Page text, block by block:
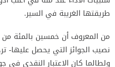
طريقتها الغريبة في السير.
من المعروف أن خمسين بالمئة
نصيب الجوائز التي يحصل عليها-
ولطالما كان الاعتبار النقدي في